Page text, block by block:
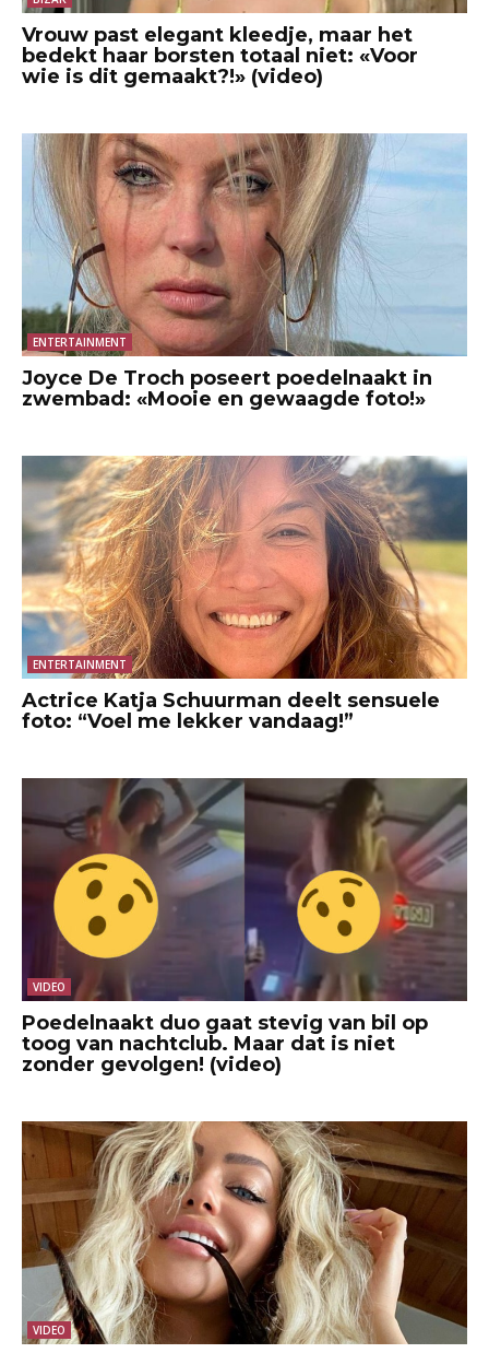
Vrouw past elegant kleedje, maar het
bedekt haar borsten totaal niet: «Voor
wie is dit gemaakt?!» (video)
ENTERTAINMENT
Joyce De Troch poseert poedelnaakt in
zwembad: «Mooie en gewaagde foto!»
ENTERTAINMENT
Actrice Katja Schuurman deelt sensuele
foto: “Voel me lekker vandaag!”
VIDEO
Poedelnaakt duo gaat stevig van bil op
toog van nachtclub. Maar dat is niet
zonder gevolgen! (video)
VIDEO